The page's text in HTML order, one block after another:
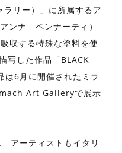
リー）」に所属するア
ンナ ペンナーティ）
収する特殊な塗料を使
写した作品「BLACK
は6月に開催されたミラ
Art Galleryで展示
アーティストもイタリ